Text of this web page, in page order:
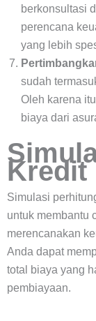
berkonsultasi
perencana
yang lebih
sudah
Oleh karena
biaya dari
Kredit
Simulasi
untuk membantu
merencanakan
Anda dapat
total biaya yang
pembiayaan.